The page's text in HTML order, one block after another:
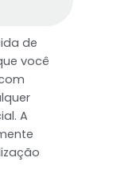
de
você
A